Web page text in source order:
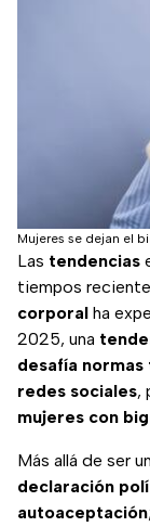
Mujeres se dejan el
Las tendencias
tiempos
corporal ha
2025, una
desafía
redes sociales,
mujeres con
Más allá de ser
declaración
autoaceptación